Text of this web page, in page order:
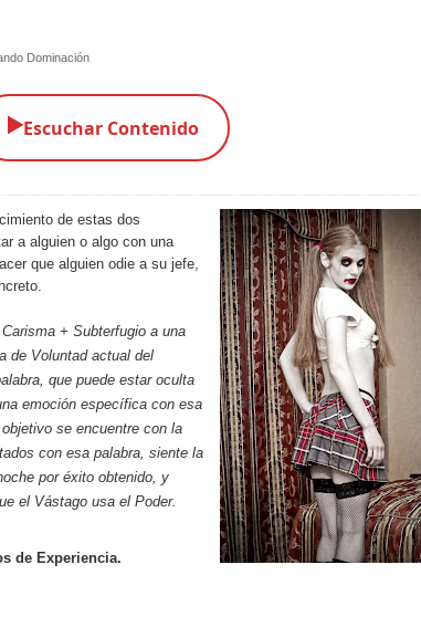
Dominación
▶️Escuchar Contenido
de estas dos
a alguien o algo con una
que alguien odie a su jefe,
+ Subterfugio a una
de Voluntad actual del
que puede estar oculta
emoción específica con esa
se encuentre con la
con esa palabra, siente la
por éxito obtenido, y
el Vástago usa el Poder.
de Experiencia.